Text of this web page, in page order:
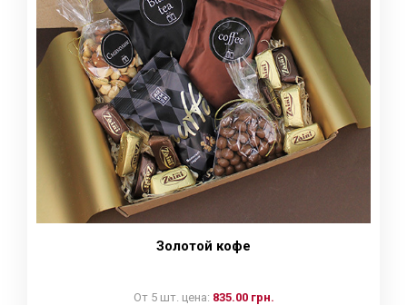
Золотой кофе
От 5 шт. цена: 835.00 грн.